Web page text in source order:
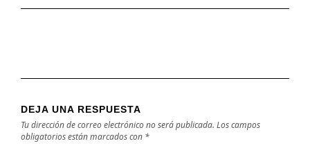
DEJA UNA RESPUESTA
Tu dirección de correo electrónico no será publicada. Los campos
obligatorios están marcados con *